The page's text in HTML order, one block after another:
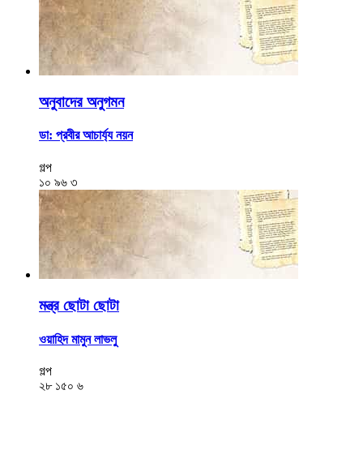
অনুবাদের অনুগমন
ডা: প্রবীর আচার্য্য নয়ন
গল্প
১০ ৯৬ ৩
মন্ত্র ছোটা ছোটা
ওয়াহিদ মামুন লাভলু
গল্প
২৮ ১৫০ ৬